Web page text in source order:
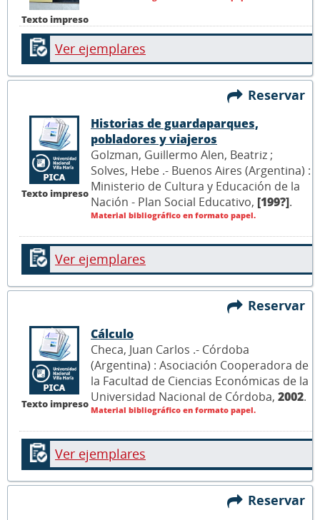
Texto impreso
Ver ejemplares
Reservar
Texto impreso
Historias de guardaparques,
pobladores y viajeros
Golzman, Guillermo Alen, Beatriz ;
Solves, Hebe .- Buenos Aires (Argentina) :
Ministerio de Cultura y Educación de la
Nación - Plan Social Educativo, [199?].
Material bibliográfico en formato papel.
Ver ejemplares
Reservar
Texto impreso
Cálculo
Checa, Juan Carlos .- Córdoba
(Argentina) : Asociación Cooperadora de
la Facultad de Ciencias Económicas de la
Universidad Nacional de Córdoba, 2002.
Material bibliográfico en formato papel.
Ver ejemplares
Reservar